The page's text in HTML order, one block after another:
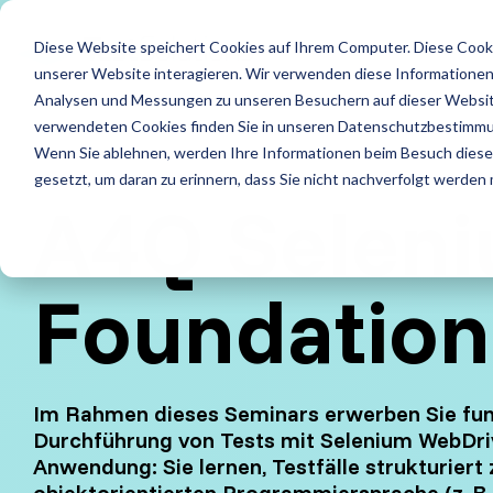
Diese Website speichert Cookies auf Ihrem Computer. Diese
unserer Website interagieren. Wir verwenden diese
Analysen und Messungen zu unseren Besuchern auf dieser
verwendeten Cookies finden Sie in unseren
Wenn Sie ablehnen, werden Ihre Informationen beim Besuch
gesetzt, um daran zu erinnern, dass Sie nicht nachverfolgt werden
Skip
main
content.Leistungen
Alle anzeigen
Agiles Testen
API Testing
Nutzerabnahmetest / UAT
Test
ISTQB Certified Tester
AI Testing
Test Management
IREB Certified
for Requirements
Engineering
RE@Agile Primer
A4Q
Foundation
Im Rahmen dieses Seminars erwerben Sie
Durchführung von Tests mit Selenium
Anwendung: Sie lernen, Testfälle